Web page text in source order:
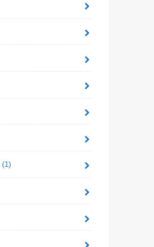
(1)